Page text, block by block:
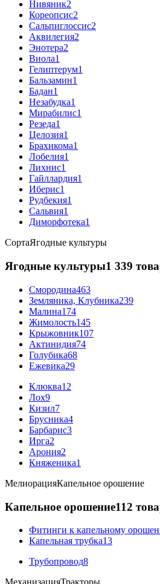
Нивяник2
Кореопсис2
Сальпиглоссис2
Аквилегия2
Энотера2
Виола1
Гелиптерум1
Бальзамин1
Бадан1
Незабудка1
Мирабилис1
Резеда1
Целозия1
Брахикома1
Лобелия1
Лихнис1
Гайллардия1
Иберис1
Рудбекия1
Сальвия1
Диморфотека1
СортаЯгодные культуры
Ягодные культуры1 339
Смородина463
Земляника, Клубника239
Малина174
Жимолость145
Крыжовник107
Актинидия74
Голубика68
Ежевика29
Клюква12
Лох9
Кизил7
Брусника4
Барбарис3
Ирга2
Арония2
Княженика1
МелиорацияКапельное орошение
Капельное орошение112
Фитинги к капельному
Капельная трубка13
Трубопровод8